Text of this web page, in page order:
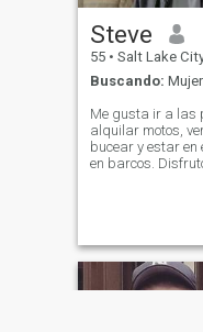
Steve
55 • Salt Lake City, Utah,
Buscando:
Me gusta ir a las
alquilar motos,
bucear y estar en
en barcos.